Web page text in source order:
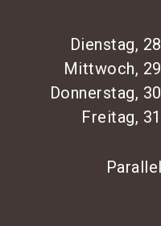
Dienstag,
Mittwoch,
Donnerstag,
Freitag,